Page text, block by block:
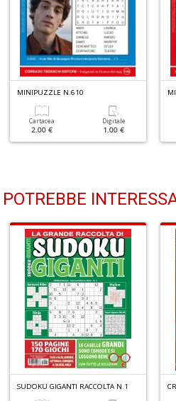
MINIPUZZLE N.610
Cartacea
2.00 €
Digitale
1.00 €
POTREBBE
SUDOKU GIGANTI RACCOLTA N.1